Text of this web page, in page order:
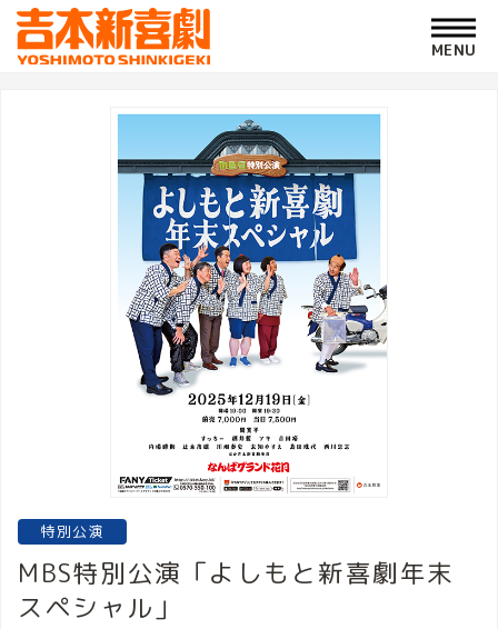
特別公演
MBS特別公演「よしもと新喜劇年末
スペシャル」